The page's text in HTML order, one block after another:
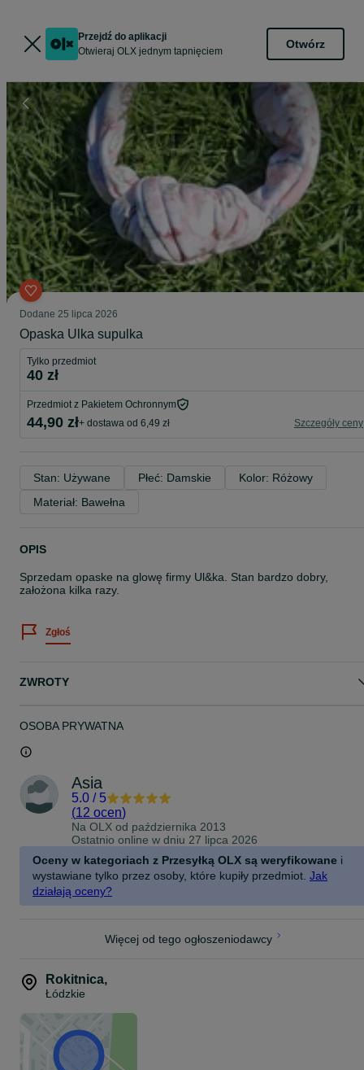
Przejdź do aplikacji
Otwieraj OLX jednym tapnięciem
Otwórz
Dodane 25 lipca 2026
Opaska Ulka supulka
Tylko przedmiot
40 zł
Przedmiot z Pakietem Ochronnym
44,90 zł+ dostawa od 6,49 zł Szczegóły ceny
Stan: Używane Płeć: Damskie
Kolor: Różowy
Materiał: Bawełna
OPIS
Sprzedam opaske na glowę firmy Ul&ka. Stan bardzo dobry,
założona kilka razy.
Zgłoś
ZWROTY
OSOBA PRYWATNA
Asia
5.0 / 5
(12 ocen)
Na OLX od października 2013
Ostatnio online w dniu 27 lipca 2026
Oceny w kategoriach z Przesyłką OLX są weryfikowane i
wystawiane tylko przez osoby, które kupiły przedmiot. Jak
działają oceny?
Więcej od tego ogłoszeniodawcy
Rokitnica,
Łódzkie